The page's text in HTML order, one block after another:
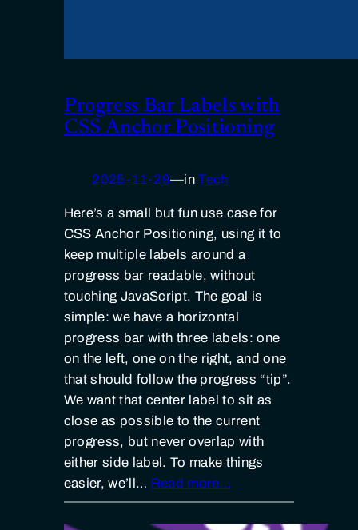
Progress Bar Labels with
CSS Anchor Positioning
2025-11-29—inTech
Here’s a small but fun use case for
CSS Anchor Positioning, using it to
keep multiple labels around a
progress bar readable, without
touching JavaScript. The goal is
simple: we have a horizontal
progress bar with three labels: one
on the left, one on the right, and one
that should follow the progress “tip”.
We want that center label to sit as
close as possible to the current
progress, but never overlap with
either side label. To make things
easier, we’ll… Read more…